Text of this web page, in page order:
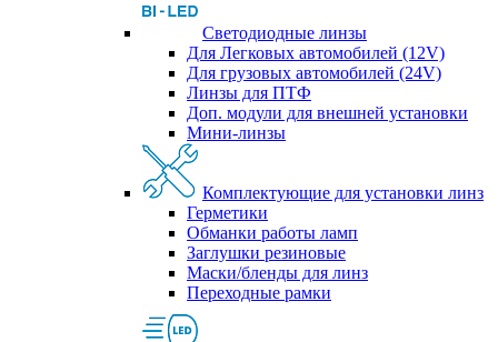
Светодиодные линзы
Для Легковых автомобилей (12V)
Для грузовых автомобилей (24V)
Линзы для ПТФ
Доп. модули для внешней установки
Мини-линзы
Комплектующие для установки линз
Герметики
Обманки работы ламп
Заглушки резиновые
Маски/бленды для линз
Переходные рамки